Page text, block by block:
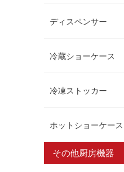
ディスペンサー
冷蔵ショーケース
冷凍ストッカー
ホットショーケース
その他厨房機器